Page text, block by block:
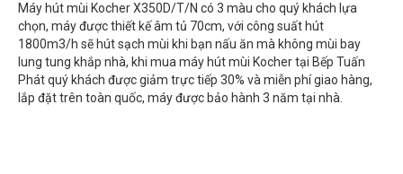
Máy hút mùi Kocher X350D/T/N có 3 màu cho quý khách lựa
chọn, máy được thiết kế âm tủ 70cm, với công suất hút
1800m3/h sẽ hút sạch mùi khi bạn nấu ăn mà không mùi bay
lung tung khắp nhà, khi mua máy hút mùi Kocher tại Bếp Tuấn
Phát quý khách được giảm trực tiếp 30% và miễn phí giao hàng,
lắp đặt trên toàn quốc, máy được bảo hành 3 năm tại nhà.